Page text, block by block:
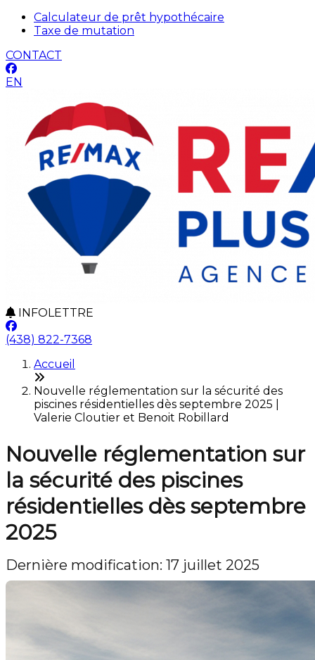
Calculateur de prêt hypothécaire
Taxe de mutation
CONTACT
EN
INFOLETTRE
(438) 822-7368
Accueil
Nouvelle réglementation sur la sécurité des
piscines résidentielles dès septembre 2025 |
Valerie Cloutier et Benoit Robillard
Nouvelle réglementation sur
la sécurité des piscines
résidentielles dès septembre
2025
Dernière modification: 17 juillet 2025